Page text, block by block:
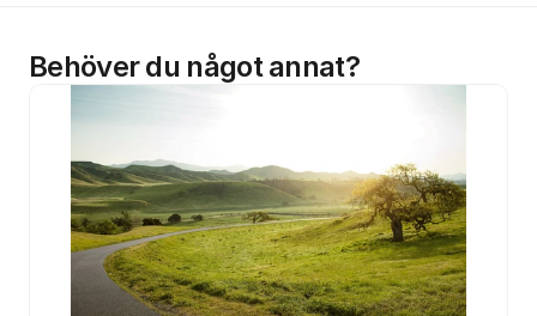
Behöver du något annat?